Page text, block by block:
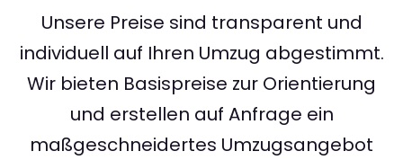
Unsere Preise sind transparent und
individuell auf Ihren Umzug abgestimmt.
Wir bieten Basispreise zur Orientierung
und erstellen auf Anfrage ein
maßgeschneidertes Umzugsangebot